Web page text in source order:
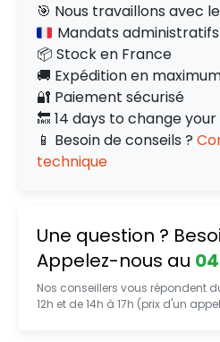
🎯 Nous travaillons avec
Mandats
📦 Stock en France
🚚 Expédition en
🔐 Paiement sécurisé
🔙 14 days to change
📱 Besoin de conseils ?
technique
Une question ?
Appelez-nous au
Nos conseillers vous répondent
12h et de 14h à 17h (prix d'un